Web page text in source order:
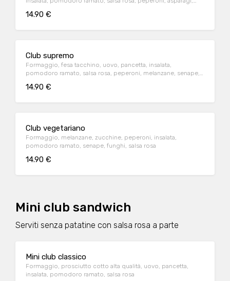
14.90 €
Club supremo
Formaggio, fesa tacchino, uovo, pancetta, insalata,
pomodoro ramato, salsa rosa, peperoni, melanzane, senape,
14.90 €
Club vegetariano
Formaggio, melanzane, zucchine, peperoni, insalata,
pomodoro ramato, senape, funghi, salsa rosa
14.90 €
Mini club sandwich
Serviti senza patatine con salsa rosa a parte
Mini club classico
Formaggio, prosciutto cotto alta qualità, uovo, pancetta,
insalata, pomodoro ramato, salsa rosa